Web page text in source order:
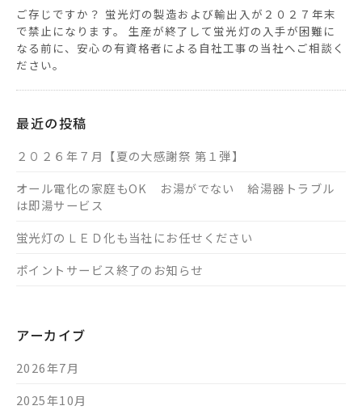
ご存じですか？ 蛍光灯の製造および輸出入が２０２７年末
で禁止になります。 生産が終了して蛍光灯の入手が困難に
なる前に、安心の有資格者による自社工事の当社へご相談く
ださい。
最近の投稿
２０２６年７月【夏の大感謝祭 第１弾】
オール電化の家庭もOK お湯がでない 給湯器トラブル
は即湯サービス
蛍光灯のＬＥＤ化も当社にお任せください
ポイントサービス終了のお知らせ
アーカイブ
2026年7月
2025年10月